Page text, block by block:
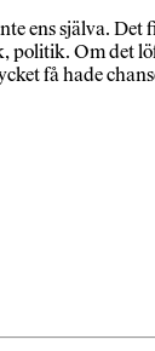
ens själva.
Om det
få hade